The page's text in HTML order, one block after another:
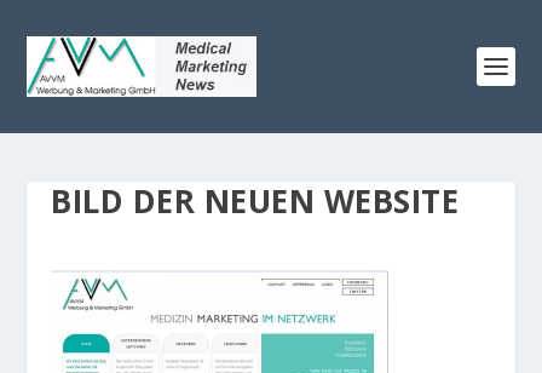
BILD DER NEUEN WEBSITE